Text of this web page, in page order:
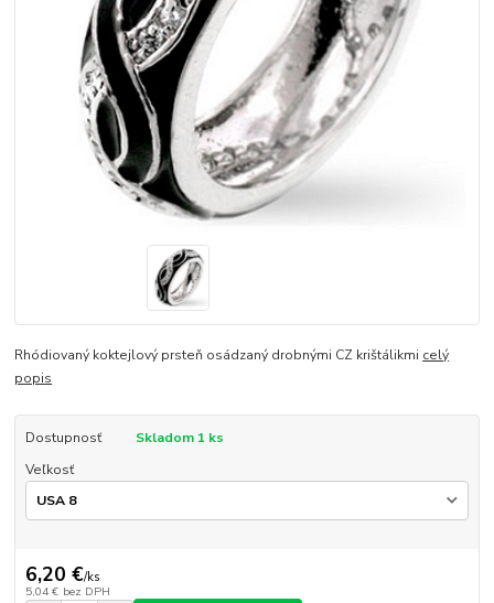
Rhódiovaný koktejlový prsteň osádzaný drobnými CZ krištálikmi celý
popis
Dostupnosť
Skladom 1 ks
Veľkosť
6,20 €/ks
5,04 € bez DPH